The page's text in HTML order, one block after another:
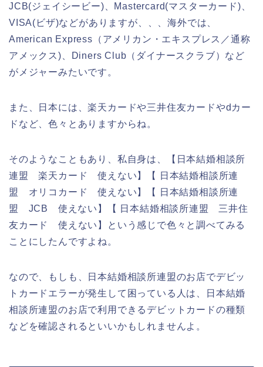
JCB(ジェイシービー)、Mastercard(マスターカード)、
VISA(ビザ)などがありますが、、、海外では、
American Express（アメリカン・エキスプレス／通称
アメックス)、Diners Club（ダイナースクラブ）など
がメジャーみたいです。
また、日本には、楽天カードや三井住友カードやdカー
ドなど、色々とありますからね。
そのようなこともあり、私自身は、【日本結婚相談所
連盟 楽天カード 使えない】【 日本結婚相談所連
盟 オリコカード 使えない】【 日本結婚相談所連
盟 JCB 使えない】【 日本結婚相談所連盟 三井住
友カード 使えない】という感じで色々と調べてみる
ことにしたんですよね。
なので、もしも、日本結婚相談所連盟のお店でデビッ
トカードエラーが発生して困っている人は、日本結婚
相談所連盟のお店で利用できるデビットカードの種類
などを確認されるといいかもしれませんよ。